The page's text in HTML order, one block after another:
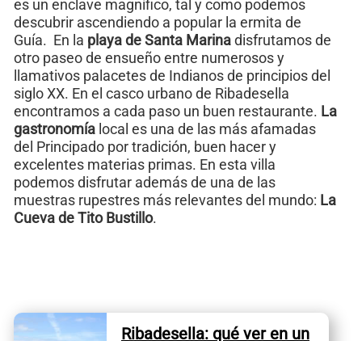
es un enclave magnífico, tal y como podemos
descubrir ascendiendo a popular la ermita de
Guía. En la playa de Santa Marinadisfrutamos de
otro paseo de ensueño entre numerosos y
llamativos palacetes de Indianos de principios del
siglo XX. En el casco urbano de Ribadesella
encontramos a cada paso un buen restaurante. La
gastronomía local es una de las más afamadas
del Principado por tradición, buen hacer y
excelentes materias primas. En esta villa
podemos disfrutar además de una de las
muestras rupestres más relevantes del mundo: La
Cueva de Tito Bustillo.
Ribadesella: qué ver en un